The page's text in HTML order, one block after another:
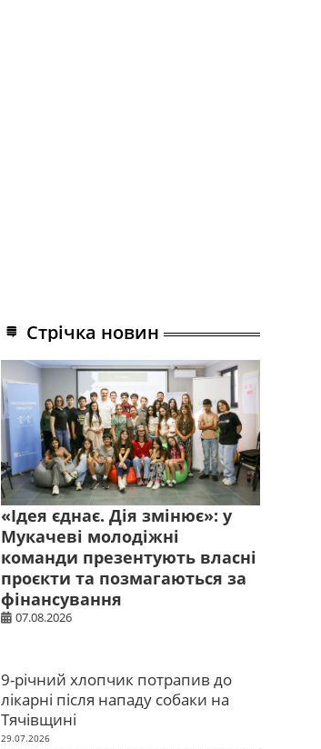
Стрічка новин
«Ідея єднає. Дія змінює»: у
Мукачеві молодіжні
команди презентують власні
проєкти та позмагаються за
фінансування
07.08.2026
9-річний хлопчик потрапив до
лікарні після нападу собаки на
Тячівщині
29.07.2026